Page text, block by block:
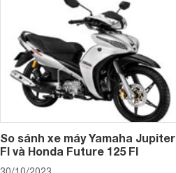
So sánh xe máy Yamaha Jupiter
FI và Honda Future 125 FI